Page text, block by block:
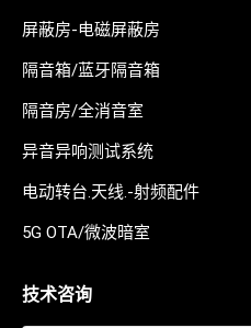
屏蔽房-电磁屏蔽房
隔音箱/蓝牙隔音箱
隔音房/全消音室
异音异响测试系统
电动转台.天线.-射频配件
5G OTA/微波暗室
技术咨询